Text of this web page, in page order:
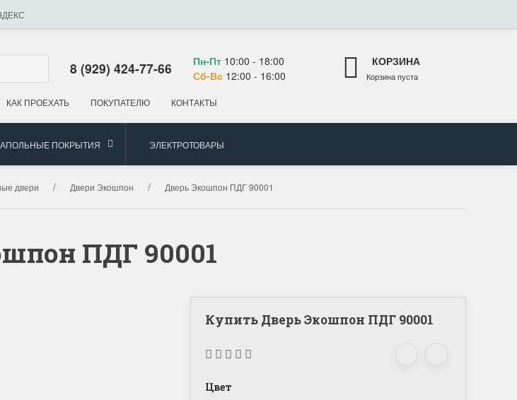
8 (929) 424-77-66 Пн-Пт 10:00 - 18:00
Сб-Вс 12:00 - 16:00
КОРЗИНА
Корзина пуста
КАК ПРОЕХАТЬ ПОКУПАТЕЛЮ КОНТАКТЫ
ПОКРЫТИЯ ЭЛЕКТРОТОВАРЫ
двери Двери Экошпон Дверь Экошпон ПДГ 90001
ПДГ 90001
Купить Дверь Экошпон ПДГ 90001
Цвет